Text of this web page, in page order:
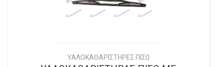
ΥΑΛΟΚΑΘΑΡΙΣΤΗΡΕΣ ΠΙΣΩ